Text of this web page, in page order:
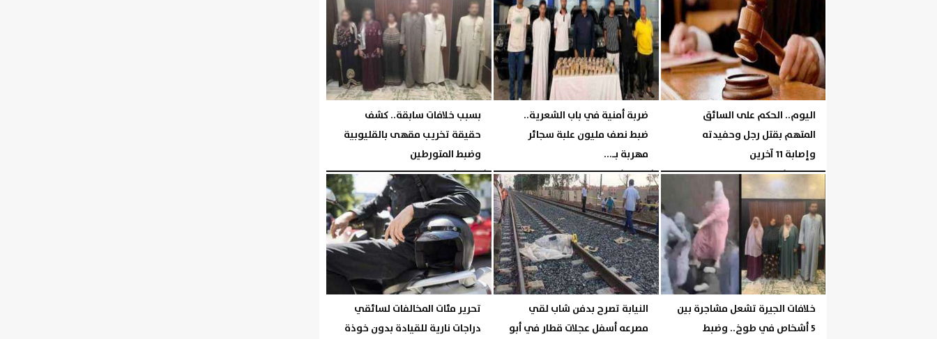
الخميس، 6 أغسطس 2026 06:06 مـ
اليوم.. الحكم على السائق
المتهم بقتل رجل وحفيدته
وإصابة 11 آخرين
الخميس، 6 أغسطس 2026 06:05 مـ
ضربة أمنية في باب الشعرية..
ضبط نصف مليون علبة سجائر
مهربة بـ...
الأربعاء، 5 أغسطس 2026 04:44 مـ
بسبب خلافات سابقة.. كشف
حقيقة تخريب مقهى بالقليوبية
وضبط المتورطين
الأربعاء، 5 أغسطس 2026 04:43 مـ
خلافات الجيرة تشعل مشاجرة بين
5 أشخاص في طوخ.. وضبط
النيابة تصرح بدفن شاب لقي
مصرعه أسفل عجلات قطار في أبو
تحرير مئات المخالفات لسائقي
دراجات نارية للقيادة بدون خوذة